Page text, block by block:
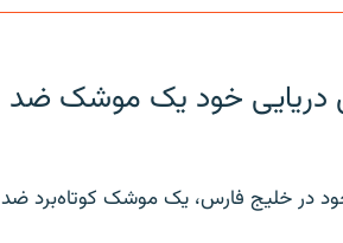
دریایی خود یک موشک ضد
خود در خلیج فارس، یک موشک کوتاه‌برد ضد